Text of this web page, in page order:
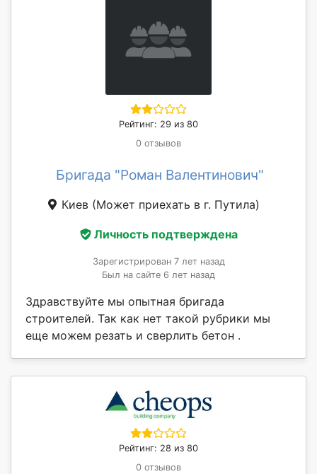
Рейтинг: 29 из 80
0 отзывов
Бригада "Роман Валентинович"
Киев (Может приехать в г. Путила)
Личность подтверждена
Зарегистрирован 7 лет назад
Был на сайте 6 лет назад
Здравствуйте мы опытная бригада
строителей. Так как нет такой рубрики мы
еще можем резать и сверлить бетон .
Рейтинг: 28 из 80
0 отзывов